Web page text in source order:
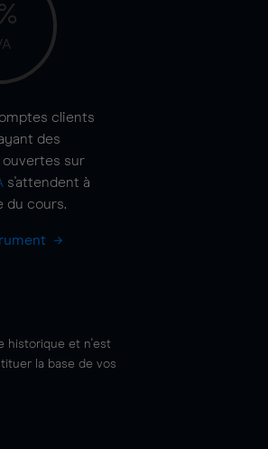
clients
des
sur
s'attendent à
du cours.
historique et n'est
la base de vos